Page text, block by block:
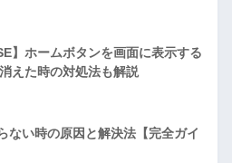
】ホームボタンを画面に表示する
えた時の対処法も解説
ない時の原因と解決法【完全ガイ